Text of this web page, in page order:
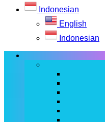
Indonesian
English
Indonesian